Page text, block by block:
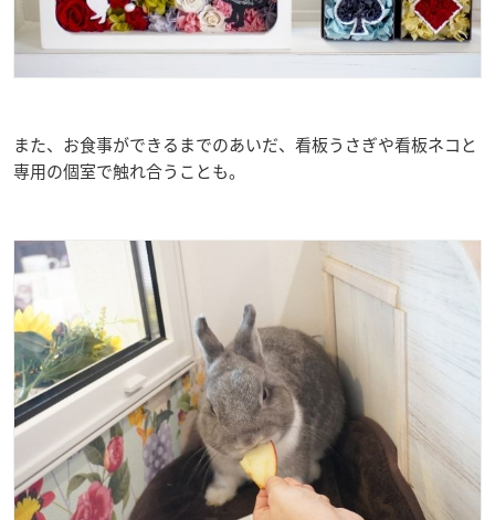
また、お食事ができるまでのあいだ、看板うさぎや看板ネコと
専用の個室で触れ合うことも。